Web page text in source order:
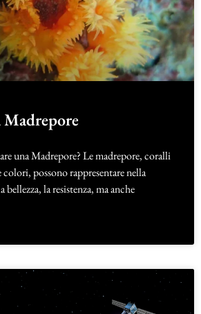
Madrepore
una Madrepore? Le madrepore, coralli
possono rappresentare nella
la resistenza, ma anche